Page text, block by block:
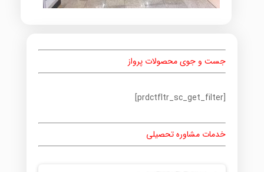
جست و جوی محصولات پرواز
[prdctfltr_sc_get_filter]
خدمات مشاوره تحصیلی